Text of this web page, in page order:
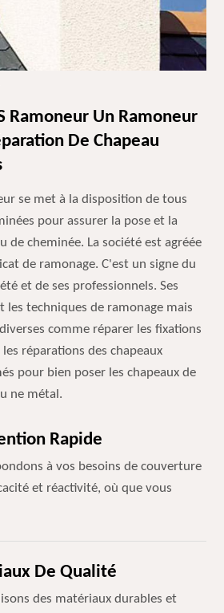
Ramoneur Un Ramoneur
De Chapeau
se met à la disposition de tous
pour assurer la pose et la
de cheminée. La société est agréée
de ramonage. C'est un signe du
et de ses professionnels. Ses
les techniques de ramonage mais
comme réparer les fixations
réparations des chapeaux
pour bien poser les chapeaux de
ne métal.
Rapide
à vos besoins de couverture
et réactivité, où que vous
De Qualité
des matériaux durables et